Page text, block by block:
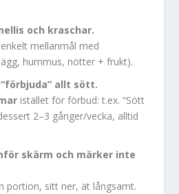
och kraschar.
mellanmål med
hummus, nötter + frukt).
allt sött.
istället för förbud: t.ex. “Sött
2–3 gånger/vecka, alltid
skärm och märker inte
portion, sitt ner, ät långsamt.